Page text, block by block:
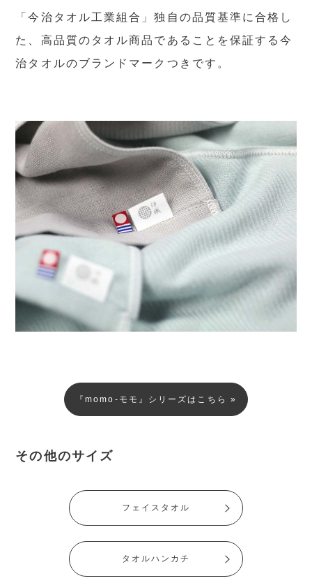
「今治タオル工業組合」独自の品質基準に合格し
た、高品質のタオル商品であることを保証する今
治タオルのブランドマークつきです。
『momo-モモ』シリーズはこちら »
その他のサイズ
フェイスタオル
タオルハンカチ